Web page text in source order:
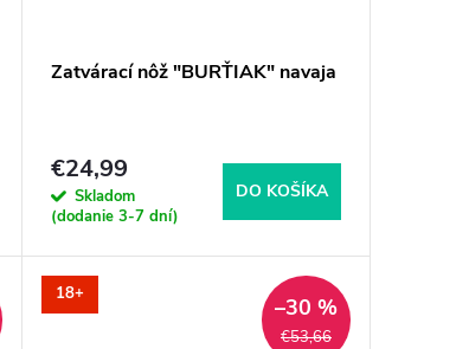
Zatvárací nôž "BURŤIAK" navaja
€24,99
Skladom
(dodanie 3-7 dní)
DO KOŠÍKA
18+
€53,66
–30 %